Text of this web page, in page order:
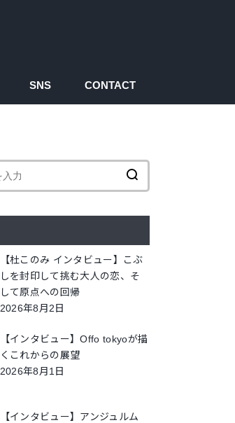
SNS CONTACT
【杜このみ インタビュー】こぶ
しを封印して挑む大人の恋、そ
して原点への回帰
2026年8月2日
【インタビュー】Offo tokyoが描
くこれからの展望
2026年8月1日
【インタビュー】アンジュルム